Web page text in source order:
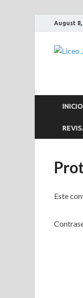
August 8,
INICIO
Este